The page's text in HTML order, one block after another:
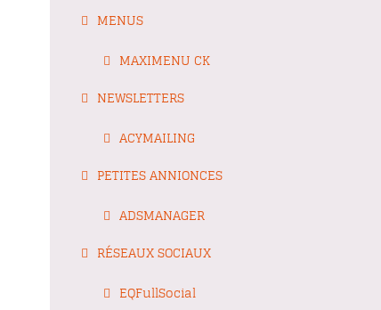
MENUS
MAXIMENU CK
NEWSLETTERS
ACYMAILING
PETITES ANNIONCES
ADSMANAGER
RÉSEAUX SOCIAUX
EQFullSocial